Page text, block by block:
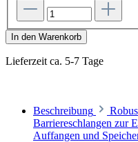
In den Warenkorb
Lieferzeit ca. 5-7 Tage
Beschreibung
Barriereschlangen zur
Auffangen und